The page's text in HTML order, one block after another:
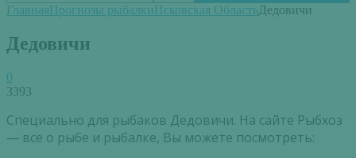
ГлавнаяПрогнозы рыбалкиПсковская ОбластьДедовичи
Дедовичи
0
3393
Специально для рыбаков Дедовичи. На сайте Рыбхоз
— все о рыбе и рыбалке, Вы можете посмотреть: